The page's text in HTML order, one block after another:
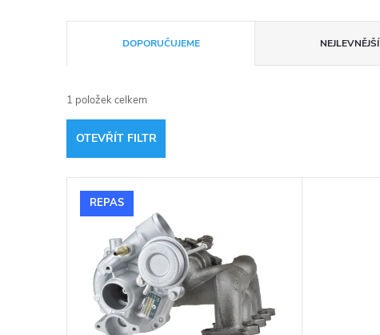
a
z
e
n
DOPORUČUJEME NEJLEVNĚJŠÍ
1 položek celkem
OTEVŘÍT FILTR
VREPAS